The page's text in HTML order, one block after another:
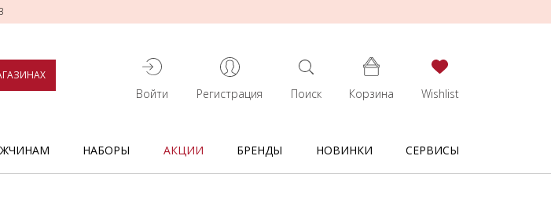
Войти Регистрация Поиск Корзина Wishlist
НАБОРЫ АКЦИИ БРЕНДЫ НОВИНКИ СЕРВИСЫ